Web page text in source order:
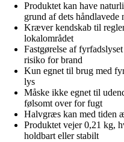
Produktet kan have
grund af dets håndlavede
Kræver kendskab til
lokalområdet
Fastgørelse af
risiko for brand
Kun egnet til brug med
lys
Måske ikke egnet til
følsomt over for fugt
Halvgræs kan med tiden
Produktet vejer 0,21 kg,
holdbart eller stabilt